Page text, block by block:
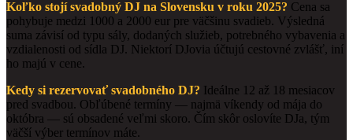
Koľko stojí svadobný DJ na Slovensku v roku 2025? Cena sa
pohybuje medzi 1000 a 2000 eur pre väčšinu svadieb. Výsledná
suma závisí od typu sály, dodaných služieb, potrebného vybavenia a
vzdialenosti od sídla DJ. Niektorí DJovia účtujú cestovné zvlášť, iní
ho majú v cene.
Kedy si rezervovať svadobného DJ? Ideálne 12 až 18 mesiacov
pred svadbou. Obľúbené termíny — najmä víkendy od mája do
októbra — sú obsadené veľmi skoro. Čím skôr oslovíte DJa, tým
väčší výber termínov máte.